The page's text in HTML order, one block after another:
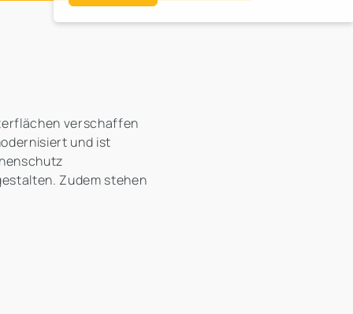
verschaffen
und ist
Zudem stehen